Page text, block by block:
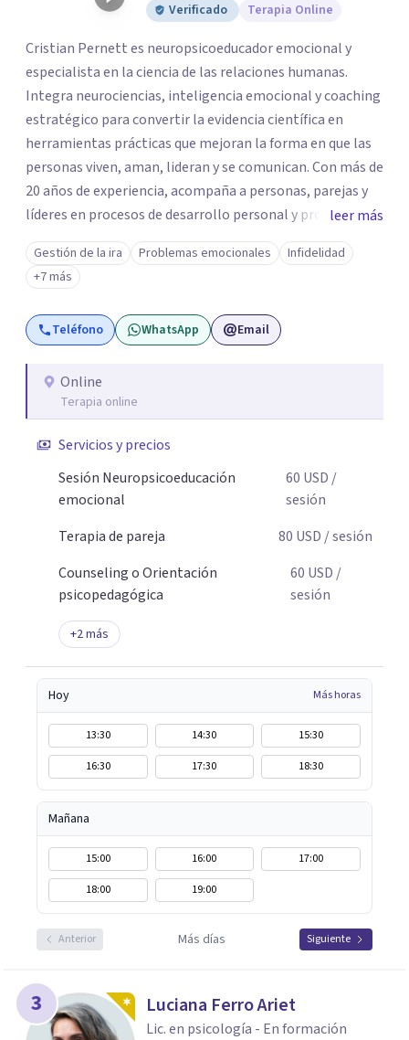
Verificado
Terapia Online
Cristian Pernett es neuropsicoeducador emocional y
especialista en la ciencia de las relaciones humanas.
Integra neurociencias, inteligencia emocional y coaching
estratégico para convertir la evidencia científica en
herramientas prácticas que mejoran la forma en que las
personas viven, aman, lideran y se comunican. Con más de
20 años de experiencia, acompaña a personas, parejas y
líderes en procesos de desarrollo personal y profesional.
Su trabajo se centra en la regulación emocional, las
relaciones de pareja, la comunicación efectiva y el
liderazgo consciente. Su metodología combina
psicología contemporánea, neurociencias y estrategias
de cambio basadas en evidencia para fortalecer la
promover cambios sostenibles. Como divulgador
científico, acerca la psicología y las neurociencias a la vida
aplicables, con el propósito de impulsar un bienestar
integral.
leer más
Gestión de la ira Problemas emocionales
Infidelidad
+7 más
Teléfono WhatsApp Email
Online
Terapia online
Servicios y precios
Sesión Neuropsicoeducación
emocional
60 USD /
sesión
Terapia de pareja
80 USD / sesión
Counseling o Orientación
psicopedagógica
60 USD /
sesión
+2más
Hoy Más horas
13:30 14:30
15:30
16:30
17:30 18:30
Mañana
15:00 16:00
17:00
18:00
19:00
Anterior Más días Siguiente
3 Luciana Ferro Ariet
Lic. en psicología - En formación